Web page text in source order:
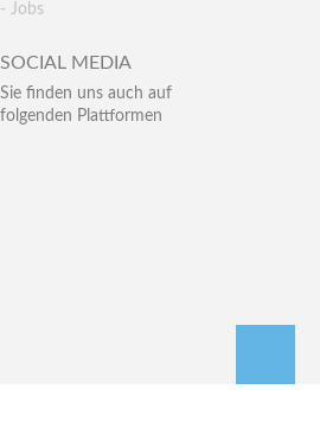
- Jobs
SOCIAL MEDIA
Sie finden uns auch auf
folgenden Plattformen